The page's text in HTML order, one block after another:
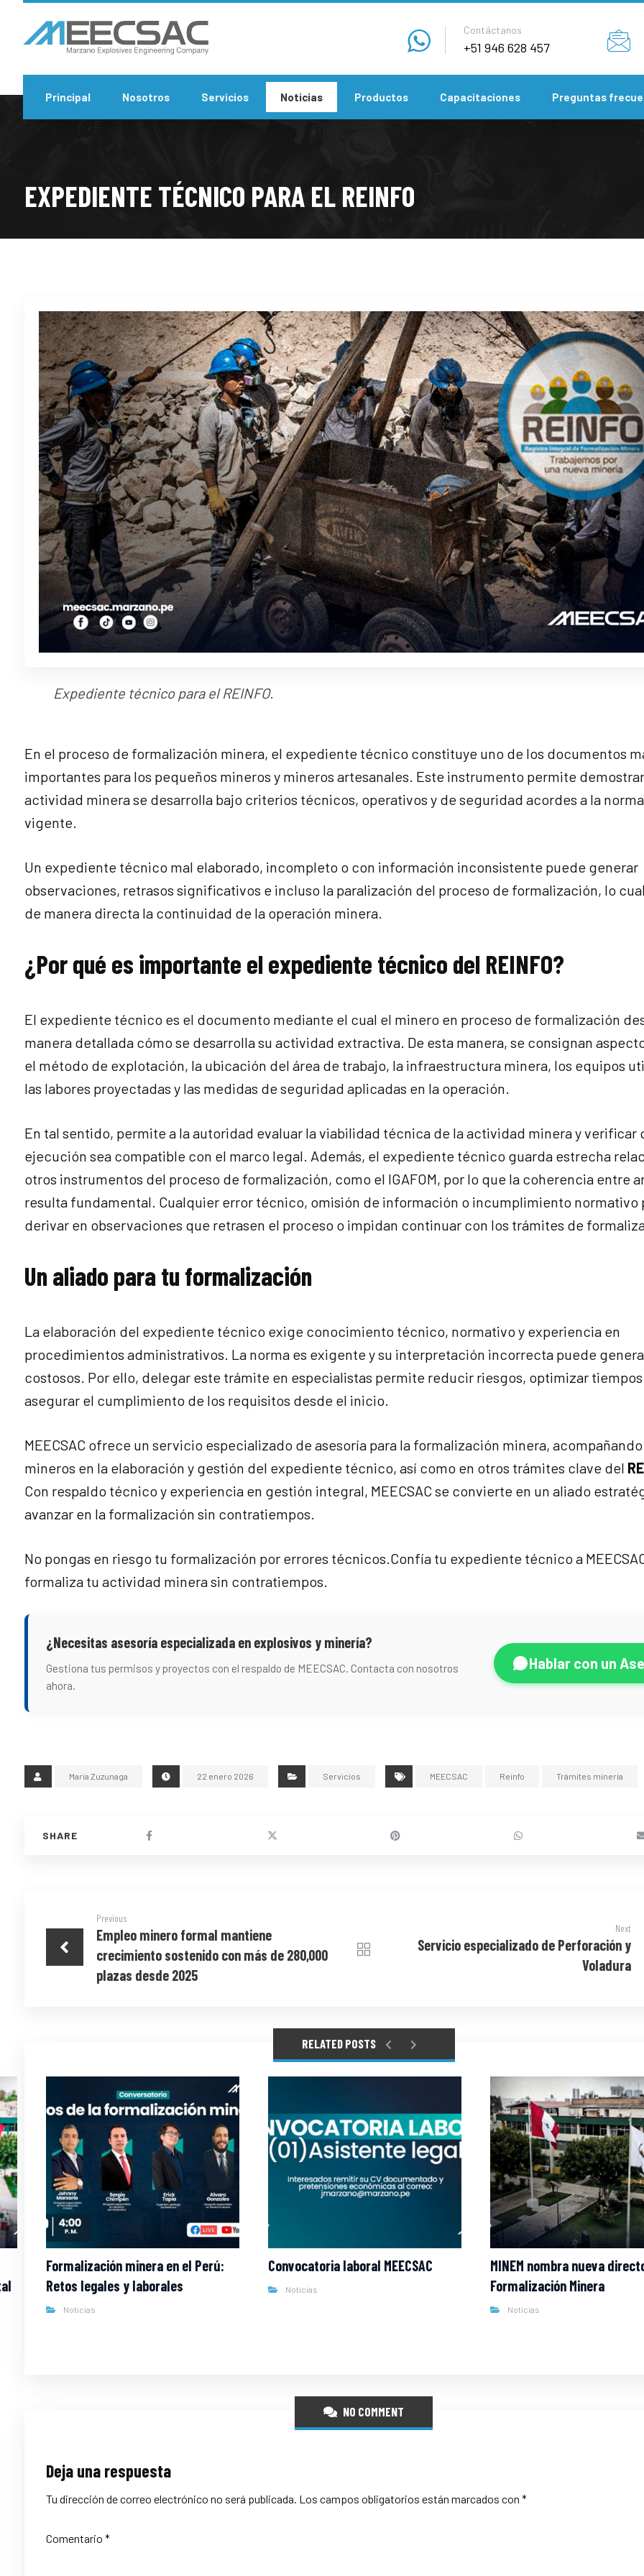
Contáctanos
+51 946 628 457
Principal Nosotros Servicios Noticias Productos Capacitaciones Preguntas
EXPEDIENTE TÉCNICO PARA EL REINFO
Expediente técnico para el REINFO.
En el proceso de formalización minera, el expediente técnico constituye uno de los documentos
importantes para los pequeños mineros y mineros artesanales. Este instrumento permite
actividad minera se desarrolla bajo criterios técnicos, operativos y de seguridad acordes a la
vigente.
Un expediente técnico mal elaborado, incompleto o con información inconsistente puede generar
observaciones, retrasos significativos e incluso la paralización del proceso de formalización, lo
de manera directa la continuidad de la operación minera.
¿Por qué es importante el expediente técnico del REINFO?
El expediente técnico es el documento mediante el cual el minero en proceso de formalización
manera detallada cómo se desarrolla su actividad extractiva. De esta manera, se consignan
el método de explotación, la ubicación del área de trabajo, la infraestructura minera, los equipos
las labores proyectadas y las medidas de seguridad aplicadas en la operación.
En tal sentido, permite a la autoridad evaluar la viabilidad técnica de la actividad minera y verificar
ejecución sea compatible con el marco legal. Además, el expediente técnico guarda estrecha
otros instrumentos del proceso de formalización, como el IGAFOM, por lo que la coherencia entre
resulta fundamental. Cualquier error técnico, omisión de información o incumplimiento normativo
derivar en observaciones que retrasen el proceso o impidan continuar con los trámites de
Un aliado para tu formalización
La elaboración del expediente técnico exige conocimiento técnico, normativo y experiencia en
procedimientos administrativos. La norma es exigente y su interpretación incorrecta puede
costosos. Por ello, delegar este trámite en especialistas permite reducir riesgos, optimizar tiempos
asegurar el cumplimiento de los requisitos desde el inicio.
MEECSAC ofrece un servicio especializado de asesoría para la formalización minera, acompañando
mineros en la elaboración y gestión del expediente técnico, así como en otros trámites clave del
Con respaldo técnico y experiencia en gestión integral, MEECSAC se convierte en un aliado
avanzar en la formalización sin contratiempos.
No pongas en riesgo tu formalización por errores técnicos.Confía tu expediente técnico a
formaliza tu actividad minera sin contratiempos.
¿Necesitas asesoría especializada en explosivos y minería?
Gestiona tus permisos y proyectos con el respaldo de MEECSAC. Contacta con nosotros
ahora.
Hablar con un
Maria Zuzunaga 22 enero 2026 Servicios MEECSAC Reinfo Trámites minería
Previous
Empleo minero formal mantiene
crecimiento sostenido con más de 280,000
plazas desde 2025
Next
Servicio especializado de Perforación y
Voladura
RELATED POSTS
Formalización minera en el Perú:
Retos legales y laborales
Noticias
Convocatoria laboral MEECSAC
Noticias
MINEM nombra nueva
Formalización Minera
Noticias
NO COMMENT
Deja una respuesta
Tu dirección de correo electrónico no será publicada. Los campos obligatorios están marcados con *
Comentario *